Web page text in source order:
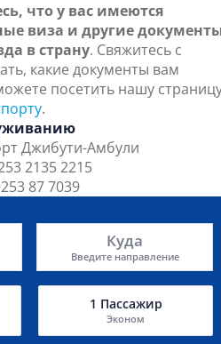
что у вас имеются
виза и другие
в страну. Свяжитесь с
какие документы вам
посетить нашу
.
Джибути-Амбули
2135 2215
87 7039
Куда
Введите направление
1 Пассажир
Эконом